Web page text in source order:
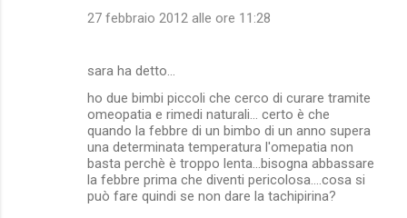
27 febbraio 2012 alle ore 11:28
sara ha detto…
ho due bimbi piccoli che cerco di curare tramite
omeopatia e rimedi naturali... certo è che
quando la febbre di un bimbo di un anno supera
una determinata temperatura l'omepatia non
basta perchè è troppo lenta...bisogna abbassare
la febbre prima che diventi pericolosa....cosa si
può fare quindi se non dare la tachipirina?